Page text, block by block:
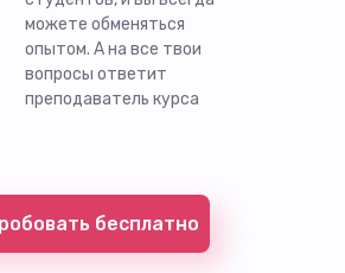
можете обменяться
опытом. А на все твои
вопросы ответит
преподаватель курса
бесплатно